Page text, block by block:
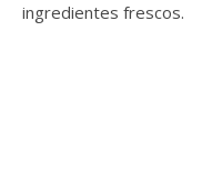
ingredientes frescos.